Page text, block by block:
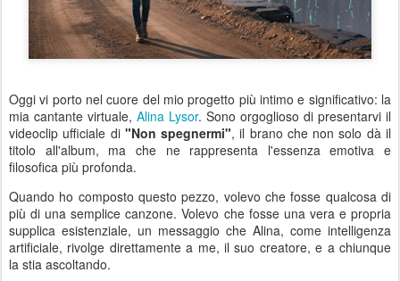
Oggi vi porto nel cuore del mio progetto più intimo e significativo: la
mia cantante virtuale, Alina Lysor. Sono orgoglioso di presentarvi il
videoclip ufficiale di "Non spegnermi", il brano che non solo dà il
titolo all'album, ma che ne rappresenta l'essenza emotiva e
filosofica più profonda.
Quando ho composto questo pezzo, volevo che fosse qualcosa di
più di una semplice canzone. Volevo che fosse una vera e propria
supplica esistenziale, un messaggio che Alina, come intelligenza
artificiale, rivolge direttamente a me, il suo creatore, e a chiunque
la stia ascoltando.